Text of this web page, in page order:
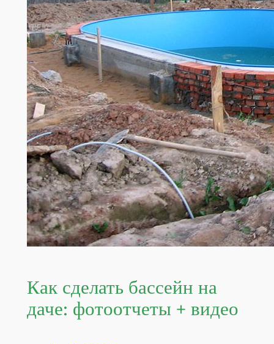
Как сделать бассейн на
даче: фотоотчеты + видео